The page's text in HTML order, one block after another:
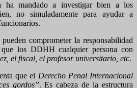
ha mandado a investigar bien a los
no simuladamente para ayudar a
comprometer la responsabilidad
los DDHH cualquier persona con
el fiscal, el profesor universitario, etc.
que el Derecho Penal Internacional
gordos”. Es cabeza de la estructura